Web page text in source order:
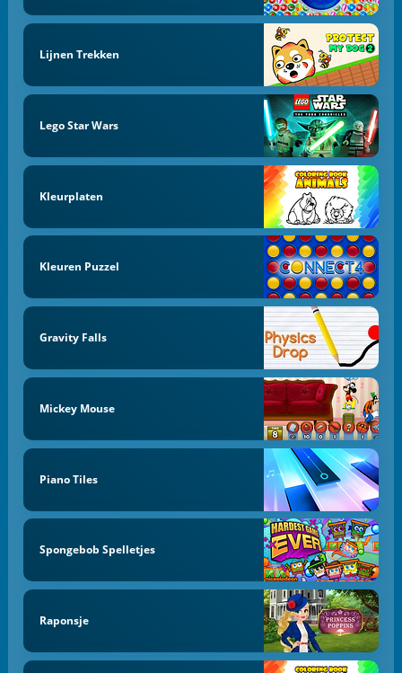
Lijnen Trekken
Lego Star Wars
Kleurplaten
Kleuren Puzzel
Gravity Falls
Mickey Mouse
Piano Tiles
Spongebob Spelletjes
Raponsje